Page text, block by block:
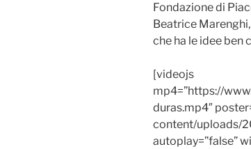
Fondazione di
Beatrice
che ha le idee ben
[videojs
mp4=”https://
duras.mp4″
content/uploads/
autoplay=”false”